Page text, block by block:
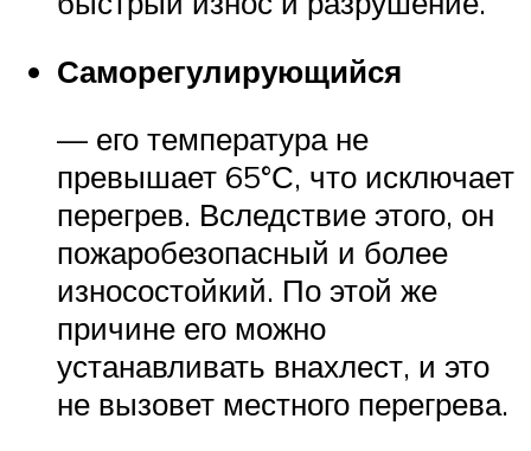
Саморегулирующийся
— его температура не
превышает 65°С, что исключает
перегрев. Вследствие этого, он
пожаробезопасный и более
износостойкий. По этой же
причине его можно
устанавливать внахлест, и это
не вызовет местного перегрева.